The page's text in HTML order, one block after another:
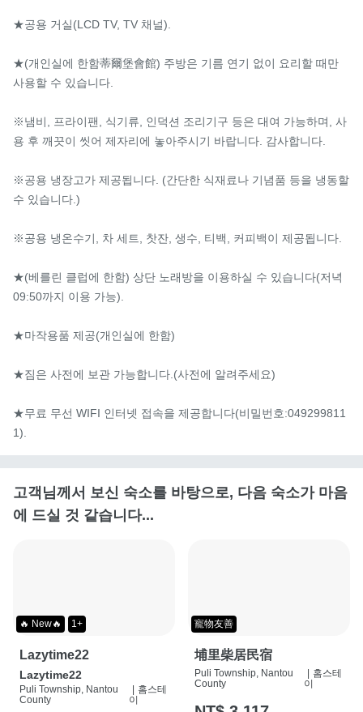
★공용 거실(LCD TV, TV 채널).
★(개인실에 한함蒂爾堡會館) 주방은 기름 연기 없이 요리할 때만
사용할 수 있습니다.
※냄비, 프라이팬, 식기류, 인덕션 조리기구 등은 대여 가능하며, 사
용 후 깨끗이 씻어 제자리에 놓아주시기 바랍니다. 감사합니다.
※공용 냉장고가 제공됩니다. (간단한 식재료나 기념품 등을 냉동할
수 있습니다.)
※공용 냉온수기, 차 세트, 찻잔, 생수, 티백, 커피백이 제공됩니다.
★(베를린 클럽에 한함) 상단 노래방을 이용하실 수 있습니다(저녁
09:50까지 이용 가능).
★마작용품 제공(개인실에 한함)
★짐은 사전에 보관 가능합니다.(사전에 알려주세요)
★무료 무선 WIFI 인터넷 접속을 제공합니다(비밀번호:049299811
1).
고객님께서 보신 숙소를 바탕으로, 다음 숙소가 마음
에 드실 것 같습니다...
🔥 New🔥 1+
Lazytime22
Lazytime22
Puli Township, Nantou
County
홈스테
이
寵物友善
埔里柴居民宿
Puli Township, Nantou
County
홈스테
이